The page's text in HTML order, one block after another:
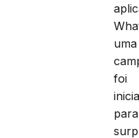
uma
foi
para